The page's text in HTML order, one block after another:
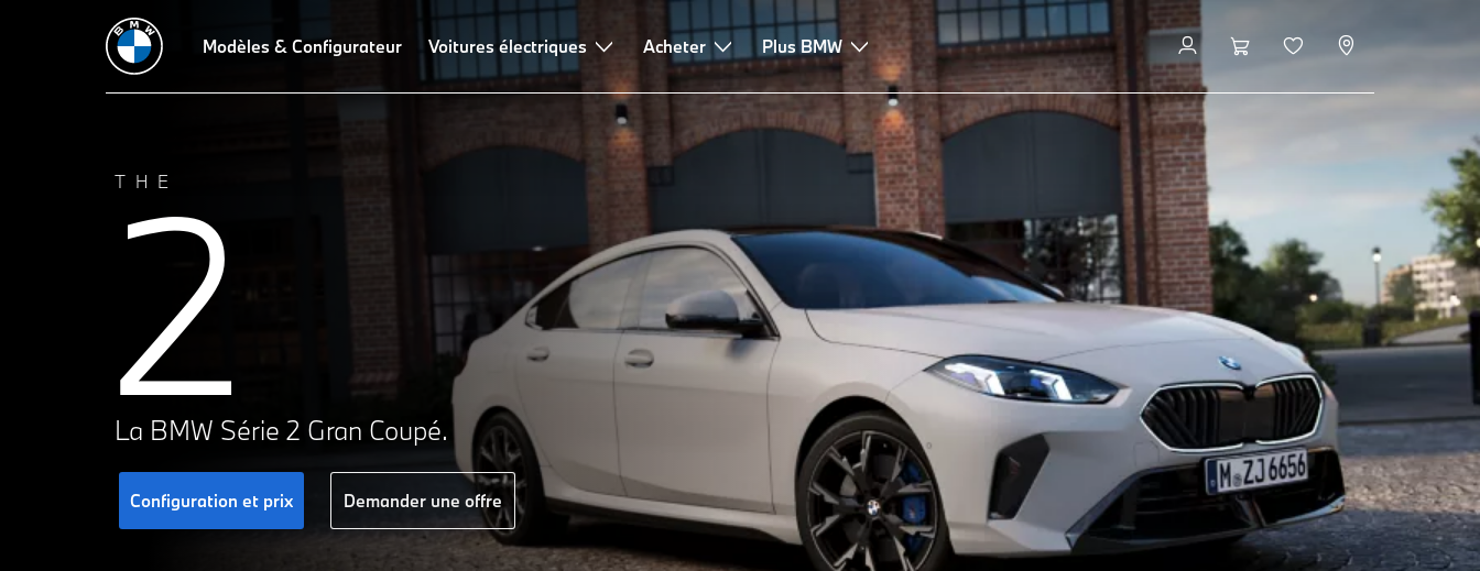
Modèles & Configurateur Voitures électriques Acheter Plus BMW
THE
2
La BMW Série 2 Gran Coupé.
Configuration et prix Demander une offre
Caractéristiques techniques Design Technologies Comportement dynamique Leasing & financement Conseils & services Configuration et prix